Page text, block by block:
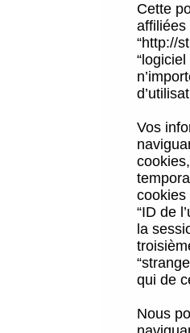
Cette
affiliées
“http://
Vos
cookies
“ID de
la
qui de
Nous